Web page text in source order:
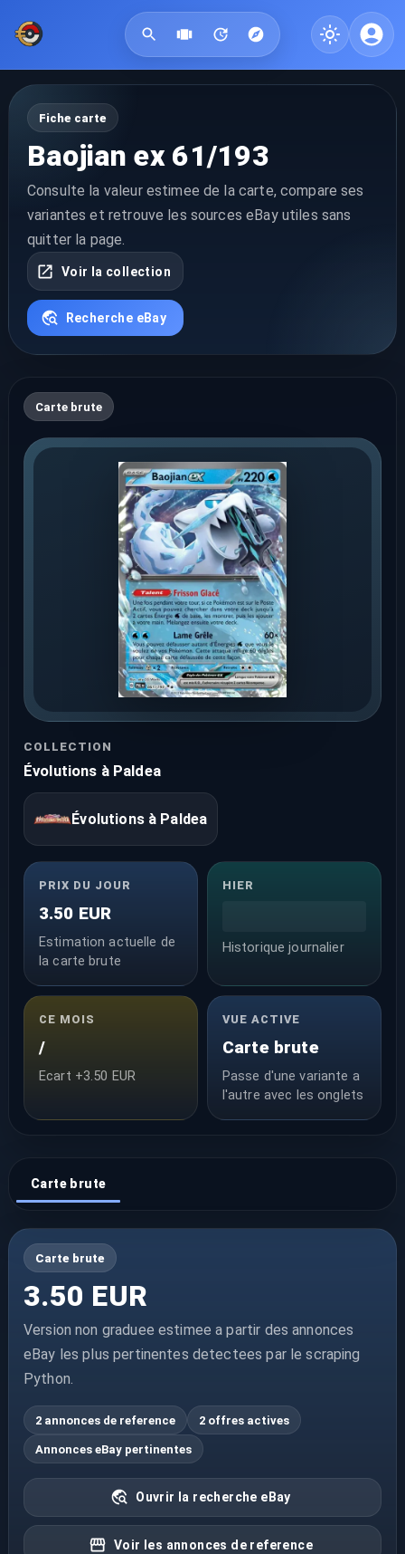
Fiche carte
Baojian ex 61/193
Consulte la valeur estimee de la carte, compare ses
variantes et retrouve les sources eBay utiles sans
quitter la page.
Voir la collection
Recherche eBay
Carte brute
COLLECTION
Évolutions à Paldea
Évolutions à Paldea
PRIX DU JOUR
3.50 EUR
Estimation actuelle de
la carte brute
HIER
Historique journalier
CE MOIS
/
Ecart +3.50 EUR
VUE ACTIVE
Carte brute
Passe d'une variante a
l'autre avec les onglets
Carte brute
Carte brute
3.50 EUR
Version non graduee estimee a partir des annonces
eBay les plus pertinentes detectees par le scraping
Python.
2 annonces de reference 2 offres actives
Annonces eBay pertinentes
Ouvrir la recherche eBay
Voir les annonces de reference